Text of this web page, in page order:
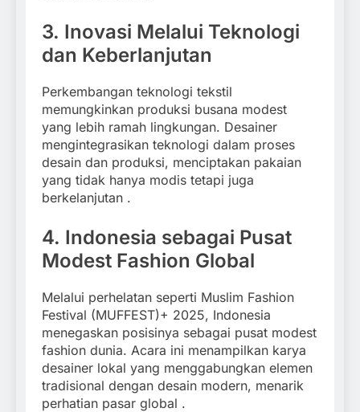
3. Inovasi Melalui Teknologi
dan Keberlanjutan
Perkembangan teknologi tekstil
memungkinkan produksi busana modest
yang lebih ramah lingkungan. Desainer
mengintegrasikan teknologi dalam proses
desain dan produksi, menciptakan pakaian
yang tidak hanya modis tetapi juga
berkelanjutan .​
4. Indonesia sebagai Pusat
Modest Fashion Global
Melalui perhelatan seperti Muslim Fashion
Festival (MUFFEST)+ 2025, Indonesia
menegaskan posisinya sebagai pusat modest
fashion dunia. Acara ini menampilkan karya
desainer lokal yang menggabungkan elemen
tradisional dengan desain modern, menarik
perhatian pasar global .​